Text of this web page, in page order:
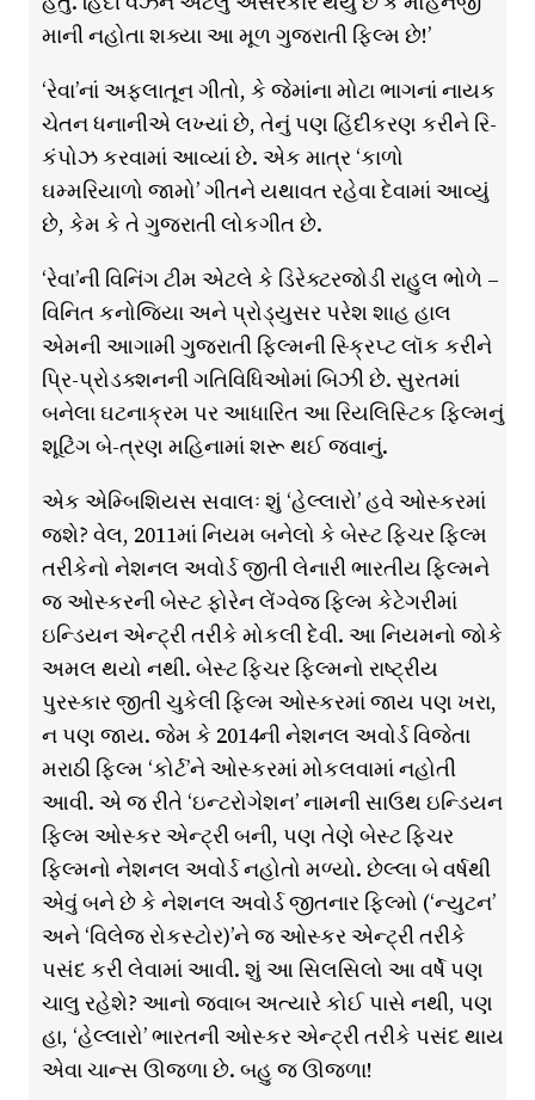
માની નહોતા શક્યા આ મૂળ ગુજરાતી ફિલ્મ છે!’
‘રેવા’નાં અફલાતૂન ગીતો, કે જેમાંના મોટા ભાગનાં નાયક
ચેતન ધનાનીએ લખ્યાં છે, તેનું પણ હિંદીકરણ કરીને રિ-
કંપોઝ કરવામાં આવ્યાં છે. એક માત્ર ‘કાળો
ઘમ્મરિયાળો જામો’ ગીતને યથાવત રહેવા દેવામાં આવ્યું
છે, કેમ કે તે ગુજરાતી લોકગીત છે.
‘રેવા’ની વિનિંગ ટીમ એટલે કે ડિરેક્ટરજોડી રાહુલ ભોળે –
વિનિત કનોજિયા અને પ્રોડ્યુસર પરેશ શાહ હાલ
એમની આગામી ગુજરાતી ફિલ્મની સ્ક્રિપ્ટ લૉક કરીને
પ્રિ-પ્રોડક્શનની ગતિવિધિઓમાં બિઝી છે. સુરતમાં
બનેલા ઘટનાક્રમ પર આધારિત આ રિયલિસ્ટિક ફિલ્મનું
શૂટિંગ બે-ત્રણ મહિનામાં શરૂ થઈ જવાનું.
એક એમ્બિશિયસ સવાલઃ શું ‘હેલ્લારો’ હવે ઓસ્કરમાં
જશે? વેલ, 2011માં નિયમ બનેલો કે બેસ્ટ ફિચર ફિલ્મ
તરીકેનો નેશનલ અવોર્ડ જીતી લેનારી ભારતીય ફિલ્મને
જ ઓસ્કરની બેસ્ટ ફોરેન લેંગ્વેજ ફિલ્મ કેટેગરીમાં
ઇન્ડિયન એન્ટ્રી તરીકે મોકલી દેવી. આ નિયમનો જોકે
અમલ થયો નથી. બેસ્ટ ફિચર ફિલ્મનો રાષ્ટ્રીય
પુરસ્કાર જીતી ચુકેલી ફિલ્મ ઓસ્કરમાં જાય પણ ખરા,
ન પણ જાય. જેમ કે 2014ની નેશનલ અવોર્ડ વિજેતા
મરાઠી ફિલ્મ ‘કોર્ટ’ને ઓસ્કરમાં મોકલવામાં નહોતી
આવી. એ જ રીતે ‘ઇન્ટરોગેશન’ નામની સાઉથ ઇન્ડિયન
ફિલ્મ ઓસ્કર એન્ટ્રી બની, પણ તેણે બેસ્ટ ફિચર
ફિલ્મનો નેશનલ અવોર્ડ નહોતો મળ્યો. છેલ્લા બે વર્ષથી
એવું બને છે કે નેશનલ અવોર્ડ જીતનાર ફિલ્મો (‘ન્યુટન’
અને ‘વિલેજ રોકસ્ટોર)’ને જ ઓસ્કર એન્ટ્રી તરીકે
પસંદ કરી લેવામાં આવી. શું આ સિલસિલો આ વર્ષે પણ
ચાલુ રહેશે? આનો જવાબ અત્યારે કોઈ પાસે નથી, પણ
હા, ‘હેલ્લારો’ ભારતની ઓસ્કર એન્ટ્રી તરીકે પસંદ થાય
એવા ચાન્સ ઊજળા છે. બહુ જ ઊજળા!